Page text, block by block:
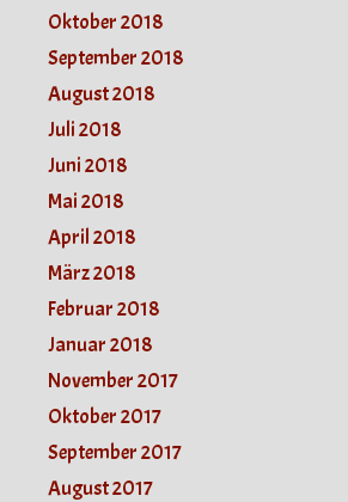
Oktober 2018
September 2018
August 2018
Juli 2018
Juni 2018
Mai 2018
April 2018
März 2018
Februar 2018
Januar 2018
November 2017
Oktober 2017
September 2017
August 2017